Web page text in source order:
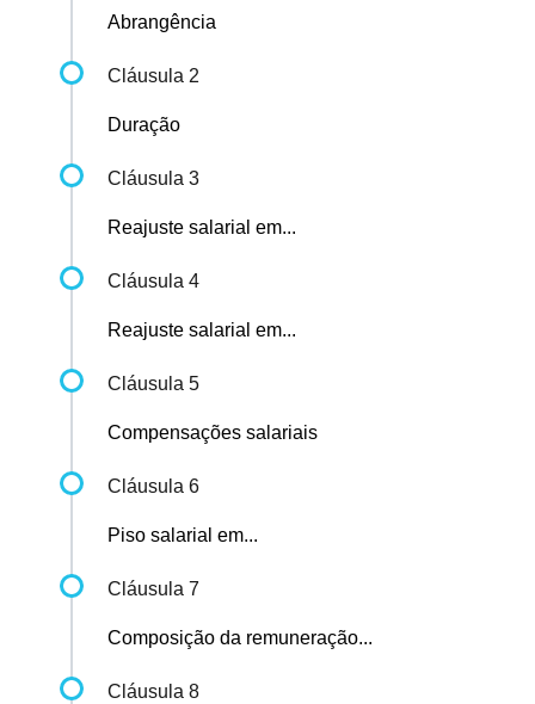
Abrangência
Cláusula 2
Duração
Cláusula 3
Reajuste salarial em...
Cláusula 4
Reajuste salarial em...
Cláusula 5
Compensações salariais
Cláusula 6
Piso salarial em...
Cláusula 7
Composição da remuneração...
Cláusula 8